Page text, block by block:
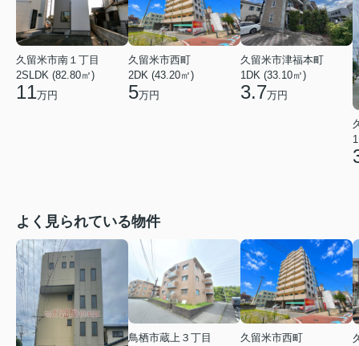
久留米市南１丁目
2SLDK (82.80㎡)
11万円
久留米市西町
2DK (43.20㎡)
5万円
久留米市津福本町
1DK (33.10㎡)
3.7万円
よく見られている物件
鳥栖市蔵上３丁目
久留米市西町